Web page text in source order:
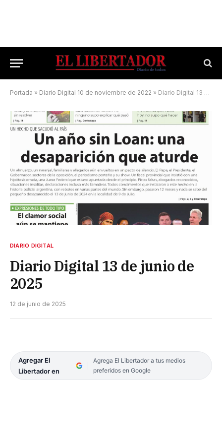
Portada » Diario Digital 10 de noviembre de 2022 » Diario Digital 13 de junio de 2025
DIARIO DIGITAL
Diario Digital 13 de junio de
2025
12 de junio de 2025
Agregar El
Libertador en
Agrega El Libertador a tus medios
preferidos en Google